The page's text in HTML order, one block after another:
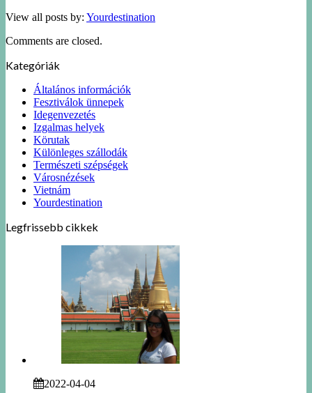
View all posts by: Yourdestination
Comments are closed.
Kategóriák
Általános információk
Fesztiválok ünnepek
Idegenvezetés
Izgalmas helyek
Körutak
Különleges szállodák
Természeti szépségek
Városnézések
Vietnám
Yourdestination
Legfrissebb cikkek
2022-04-04